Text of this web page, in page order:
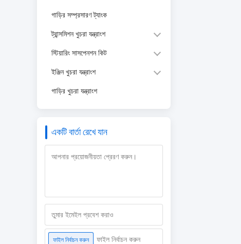
গাড়ির সম্প্রসারণ ট্যাংক
ট্রান্সমিশন খুচরা যন্ত্রাংশ
স্টিয়ারিং সাসপেনশন কিট
ইঞ্জিন খুচরা যন্ত্রাংশ
গাড়ির খুচরা যন্ত্রাংশ
একটি বার্তা রেখে যান
ফাইল নির্বাচন করুন ফাইল নির্বাচন করুন